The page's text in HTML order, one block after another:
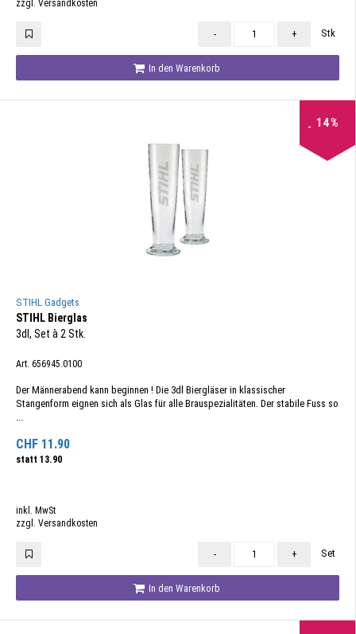
zzgl. Versandkosten
- + Stk
In den Warenkorb
14%
STIHL Gadgets
STIHL Bierglas
3dl, Set à 2 Stk.
Art. 656945.0100
Der Männerabend kann beginnen ! Die 3dl Biergläser in klassischer
Stangenform eignen sich als Glas für alle Brauspezialitäten. Der stabile Fuss so
CHF 11.90
statt 13.90
inkl. MwSt
zzgl. Versandkosten
- + Set
In den Warenkorb